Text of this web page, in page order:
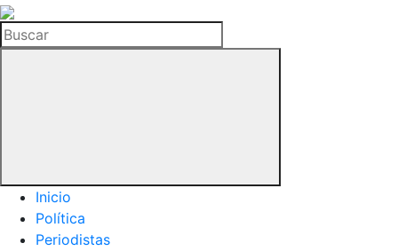
La
Hemeroteca
del
Buscar
Inicio
Política
Periodistas